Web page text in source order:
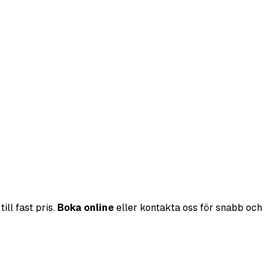
till fast pris. Boka online eller kontakta oss för snabb och